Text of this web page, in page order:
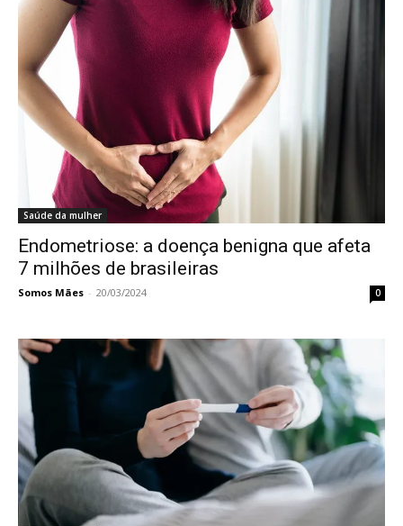
Saúde da mulher
Endometriose: a doença benigna que afeta
7 milhões de brasileiras
Somos Mães - 20/03/2024 0